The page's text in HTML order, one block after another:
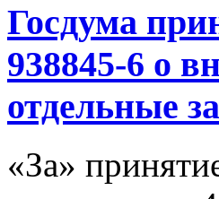
Госдума
938845-6 о
отдельные
«За»